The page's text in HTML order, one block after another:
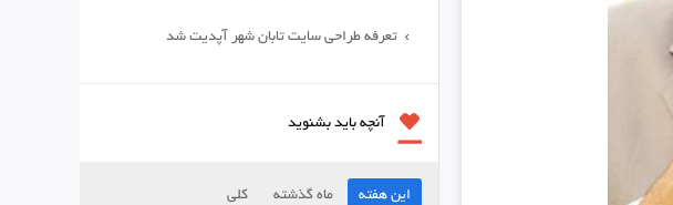
تعرفه طراحی سایت تابان شهر آپدیت شد
آنچه باید بشنوید
این هفته ماه گذشته کلی